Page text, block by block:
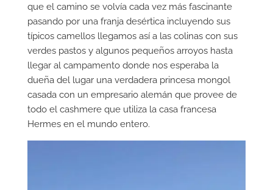
que el camino se volvía cada vez más fascinante
pasando por una franja desértica incluyendo sus
típicos camellos llegamos así a las colinas con sus
verdes pastos y algunos pequeños arroyos hasta
llegar al campamento donde nos esperaba la
dueña del lugar una verdadera princesa mongol
casada con un empresario alemán que provee de
todo el cashmere que utiliza la casa francesa
Hermes en el mundo entero.